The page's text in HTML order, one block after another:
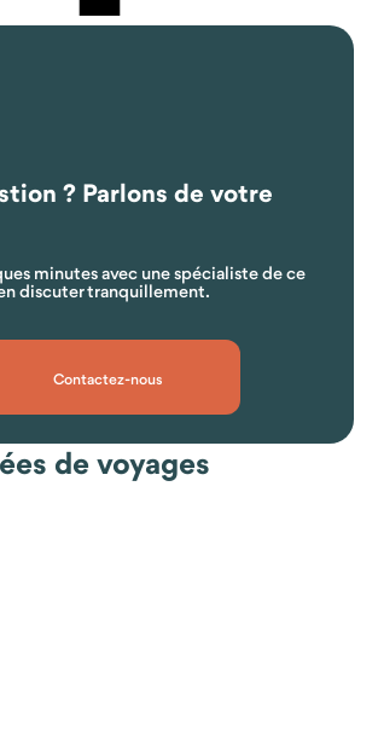
d'entrée au Vietnam ?
? Parlons de votre
minutes avec une spécialiste de ce
discuter tranquillement.
Contactez-nous
de voyages